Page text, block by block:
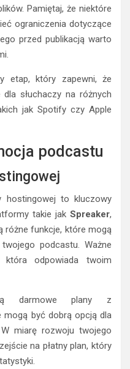
Pamiętaj, że niektóre
ograniczenia dotyczące
przed publikacją warto
etap, który zapewni, że
słuchaczy na różnych
jak Spotify czy Apple
podcastu
hostingowej to kluczowy
takie jak Spreaker,
różne funkcje, które mogą
podcastu. Ważne
odpowiada twoim
darmowe plany z
mogą być dobrą opcją dla
miarę rozwoju twojego
na płatny plan, który